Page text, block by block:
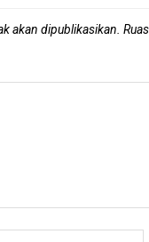
akan dipublikasikan.